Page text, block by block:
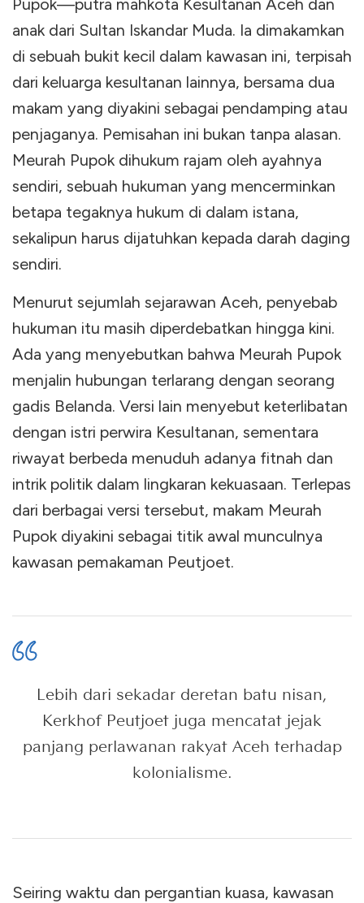
anak dari Sultan Iskandar Muda. Ia dimakamkan
di sebuah bukit kecil dalam kawasan ini, terpisah
dari keluarga kesultanan lainnya, bersama dua
makam yang diyakini sebagai pendamping atau
penjaganya. Pemisahan ini bukan tanpa alasan.
Meurah Pupok dihukum rajam oleh ayahnya
sendiri, sebuah hukuman yang mencerminkan
betapa tegaknya hukum di dalam istana,
sekalipun harus dijatuhkan kepada darah daging
sendiri.
Menurut sejumlah sejarawan Aceh, penyebab
hukuman itu masih diperdebatkan hingga kini.
Ada yang menyebutkan bahwa Meurah Pupok
menjalin hubungan terlarang dengan seorang
gadis Belanda. Versi lain menyebut keterlibatan
dengan istri perwira Kesultanan, sementara
riwayat berbeda menuduh adanya fitnah dan
intrik politik dalam lingkaran kekuasaan. Terlepas
dari berbagai versi tersebut, makam Meurah
Pupok diyakini sebagai titik awal munculnya
kawasan pemakaman Peutjoet.
Lebih dari sekadar deretan batu nisan,
Kerkhof Peutjoet juga mencatat jejak
panjang perlawanan rakyat Aceh terhadap
kolonialisme.
Seiring waktu dan pergantian kuasa, kawasan